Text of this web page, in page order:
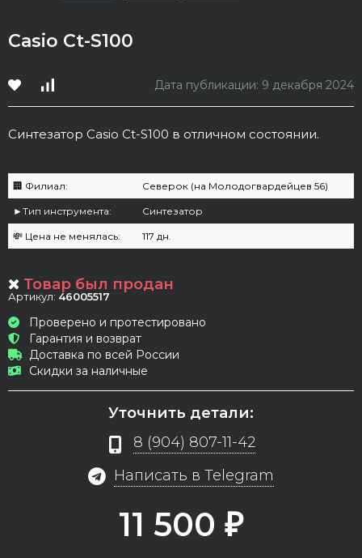
Casio Ct-S100
Дата публикации: 9 декабря 2024
Синтезатор Casio Ct-S100 в отличном состоянии.
🏢 Филиал: Северок (на Молодогвардейцев 56)
►Тип инструмента: Синтезатор
💸 Цена не менялась: 117 дн.
Товар был продан
Артикул: 46005517
Проверено и протестировано
Гарантия и возврат
Доставка по всей России
Скидки за наличные
Уточнить детали:
8 (904) 807-11-42
Написать в Telegram
11 500 ₽